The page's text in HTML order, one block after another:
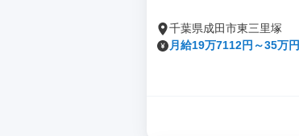
千葉県成田市東三里塚
月給19万7112円～35万円